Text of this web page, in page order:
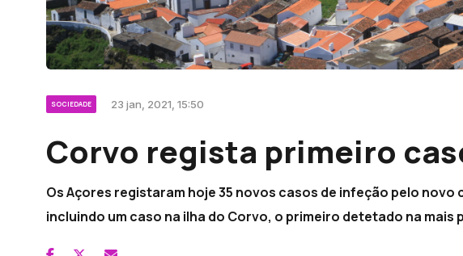
SOCIEDADE 23 jan, 2021, 15:50
Corvo regista primeiro
Os Açores registaram hoje 35 novos casos de infeção pelo
incluindo um caso na ilha do Corvo, o primeiro detetado na mais